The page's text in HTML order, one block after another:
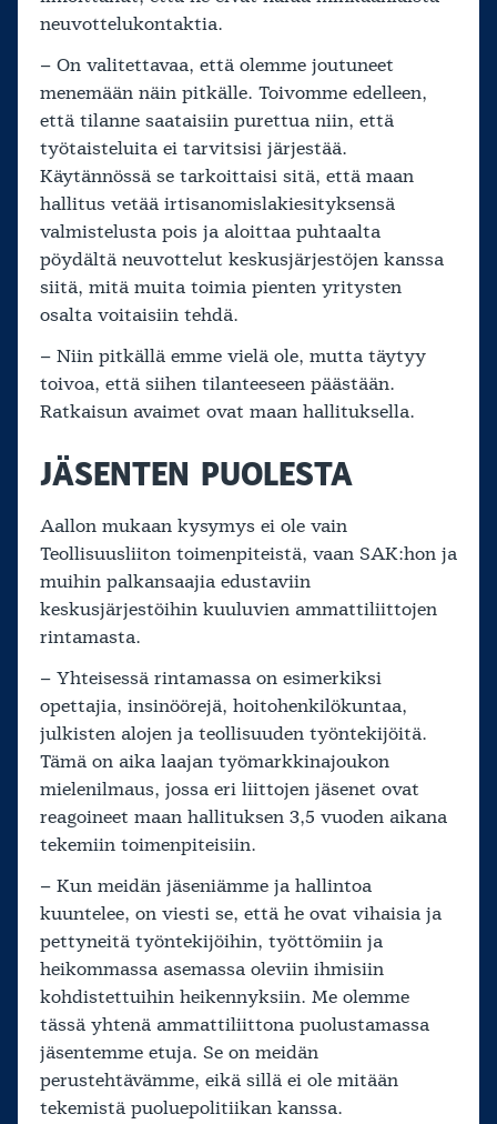
neuvottelukontaktia.
– On valitettavaa, että olemme joutuneet
menemään näin pitkälle. Toivomme edelleen,
että tilanne saataisiin purettua niin, että
työtaisteluita ei tarvitsisi järjestää.
Käytännössä se tarkoittaisi sitä, että maan
hallitus vetää irtisanomislakiesityksensä
valmistelusta pois ja aloittaa puhtaalta
pöydältä neuvottelut keskusjärjestöjen kanssa
siitä, mitä muita toimia pienten yritysten
osalta voitaisiin tehdä.
– Niin pitkällä emme vielä ole, mutta täytyy
toivoa, että siihen tilanteeseen päästään.
Ratkaisun avaimet ovat maan hallituksella.
JÄSENTEN PUOLESTA
Aallon mukaan kysymys ei ole vain
Teollisuusliiton toimenpiteistä, vaan SAK:hon ja
muihin palkansaajia edustaviin
keskusjärjestöihin kuuluvien ammattiliittojen
rintamasta.
– Yhteisessä rintamassa on esimerkiksi
opettajia, insinöörejä, hoitohenkilökuntaa,
julkisten alojen ja teollisuuden työntekijöitä.
Tämä on aika laajan työmarkkinajoukon
mielenilmaus, jossa eri liittojen jäsenet ovat
reagoineet maan hallituksen 3,5 vuoden aikana
tekemiin toimenpiteisiin.
– Kun meidän jäseniämme ja hallintoa
kuuntelee, on viesti se, että he ovat vihaisia ja
pettyneitä työntekijöihin, työttömiin ja
heikommassa asemassa oleviin ihmisiin
kohdistettuihin heikennyksiin. Me olemme
tässä yhtenä ammattiliittona puolustamassa
jäsentemme etuja. Se on meidän
perustehtävämme, eikä sillä ei ole mitään
tekemistä puoluepolitiikan kanssa.